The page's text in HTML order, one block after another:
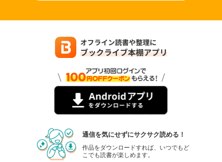
通信を気にせずにサクサク読める！
作品をダウンロードすれば、いつでもど
こでも読書が楽しめます。